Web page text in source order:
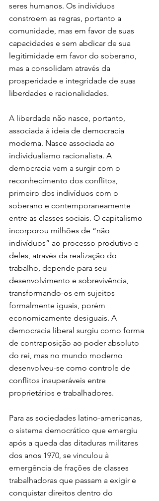
seres humanos. Os indivíduos
constroem as regras, portanto a
comunidade, mas em favor de suas
capacidades e sem abdicar de sua
legitimidade em favor do soberano,
mas a consolidam através da
prosperidade e integridade de suas
liberdades e racionalidades.
A liberdade não nasce, portanto,
associada à ideia de democracia
moderna. Nasce associada ao
individualismo racionalista. A
democracia vem a surgir com o
reconhecimento dos conflitos,
primeiro dos indivíduos com o
soberano e contemporaneamente
entre as classes sociais. O capitalismo
incorporou milhões de “não
indivíduos” ao processo produtivo e
deles, através da realização do
trabalho, depende para seu
desenvolvimento e sobrevivência,
transformando-os em sujeitos
formalmente iguais, porém
economicamente desiguais. A
democracia liberal surgiu como forma
de contraposição ao poder absoluto
do rei, mas no mundo moderno
desenvolveu-se como controle de
conflitos insuperáveis entre
proprietários e trabalhadores.
Para as sociedades latino-americanas,
o sistema democrático que emergiu
após a queda das ditaduras militares
dos anos 1970, se vinculou à
emergência de frações de classes
trabalhadoras que passam a exigir e
conquistar direitos dentro do